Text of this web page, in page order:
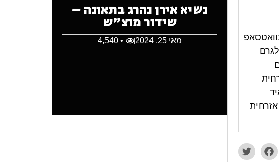
נשיא אירן נהרג בתאונה –
שידור מוצ"ש
מאי 25, 2024 • 4,540